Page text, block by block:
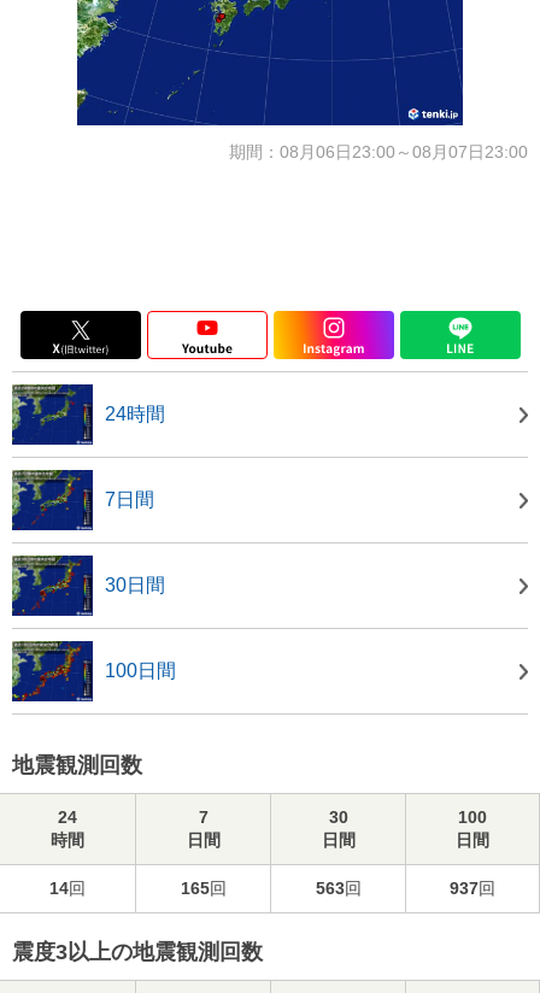
期間：08月06日23:00～08月07日23:00
24時間
7日間
30日間
100日間
地震観測回数
24
時間
7
日間
30
日間
100
日間
14回 165回 563回 937回
震度3以上の地震観測回数